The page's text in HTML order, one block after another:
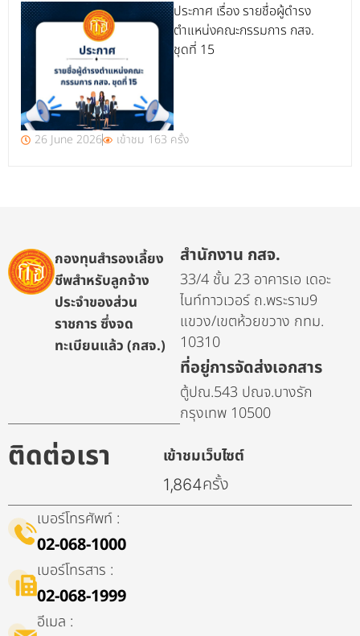
ประกาศ เรื่อง รายชื่อผู้ดำรง
ตำแหน่งคณะกรรมการ กสจ.
ชุดที่ 15
26 June 2026 เข้าชม 163 ครั้ง
กองทุนสำรองเลี้ยง
ชีพสำหรับลูกจ้าง
ประจำของส่วน
ราชการ ซึ่งจด
ทะเบียนแล้ว (กสจ.)
สำนักงาน กสจ.
33/4 ชั้น 23 อาคารเอ เดอะ
ไนท์ทาวเวอร์ ถ.พระราม9
แขวง/เขตห้วยขวาง กทม.
10310
ที่อยู่การจัดส่งเอกสาร
ตู้ปณ.543 ปณจ.บางรัก
กรุงเทพ 10500
ติดต่อเรา เข้าชมเว็บไซต์
1,864ครั้ง
เบอร์โทรศัพท์ :
02-068-1000
เบอร์โทรสาร :
02-068-1999
อีเมล :